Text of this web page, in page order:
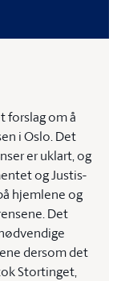
forslag om å
i Oslo. Det
er uklart, og
og Justis-
hjemlene og
Det
dersom det
Stortinget,